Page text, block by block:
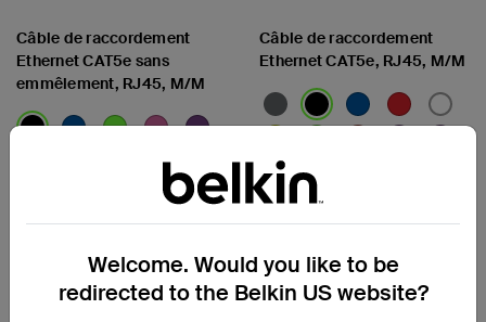
Câble de raccordement
Ethernet CAT5e sans
emmêlement, RJ45, M/M
Afficher les détails
Câble de raccordement
Ethernet CAT5e, RJ45, M/M
Afficher les détails
Welcome. Would you like to be
redirected to the Belkin US website?